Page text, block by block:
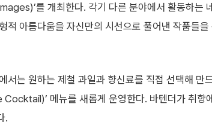
를 개최한다. 각기 다른 분야에서 활동하는 네
적 아름다움을 자신만의 시선으로 풀어낸 작품들을
서는 원하는 제철 과일과 향신료를 직접 선택해 만
메뉴를 새롭게 운영한다. 바텐더가 취향
.